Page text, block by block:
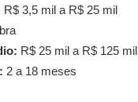
R$ 3,5 mil a R$ 25 mil
R$ 25 mil a R$ 125 mil
2 a 18 meses